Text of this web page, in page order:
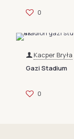
0
Kacper Bryła
Gazi Stadium
0